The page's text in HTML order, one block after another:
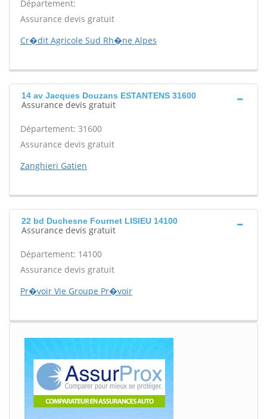
Département:
Assurance devis gratuit
Cr�dit Agricole Sud Rh�ne Alpes
14 av Jacques Douzans ESTANTENS 31600
Assurance devis gratuit
Département: 31600
Assurance devis gratuit
Zanghieri Gatien
22 bd Duchesne Fournet LISIEU 14100
Assurance devis gratuit
Département: 14100
Assurance devis gratuit
Pr�voir Vie Groupe Pr�voir